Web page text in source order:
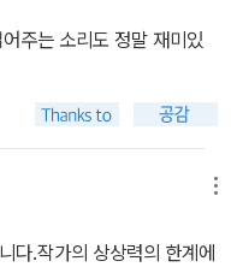
주는 소리도 정말 재미있
다.작가의 상상력의 한계에